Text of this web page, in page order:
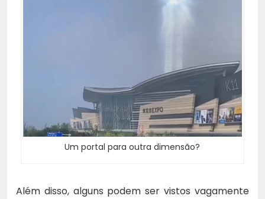
Um portal para outra dimensão?
Além disso, alguns podem ser vistos vagamente